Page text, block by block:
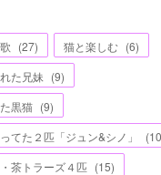
(27) 猫と楽しむ (6)
た兄妹 (9)
黒猫 (9)
てた２匹「ジュン&シノ」
(10
茶トラーズ４匹 (15)